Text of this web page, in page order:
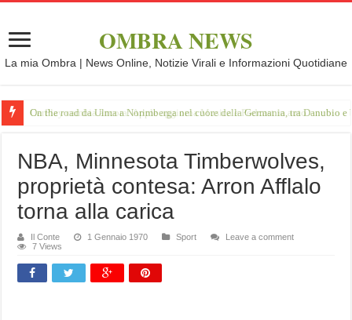
OMBRA NEWS
La mia Ombra | News Online, Notizie Virali e Informazioni Quotidiane
On the road da Ulma a Norimberga nel cuore della Germania, tra Danubio
NBA, Minnesota Timberwolves,
proprietà contesa: Arron Afflalo
torna alla carica
Il Conte 1 Gennaio 1970 Sport
Leave a comment
7 Views